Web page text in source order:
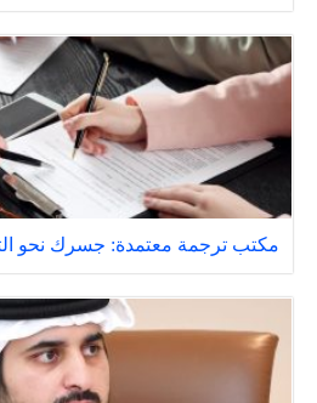
مكتب ترجمة معتمدة: جسرك نحو